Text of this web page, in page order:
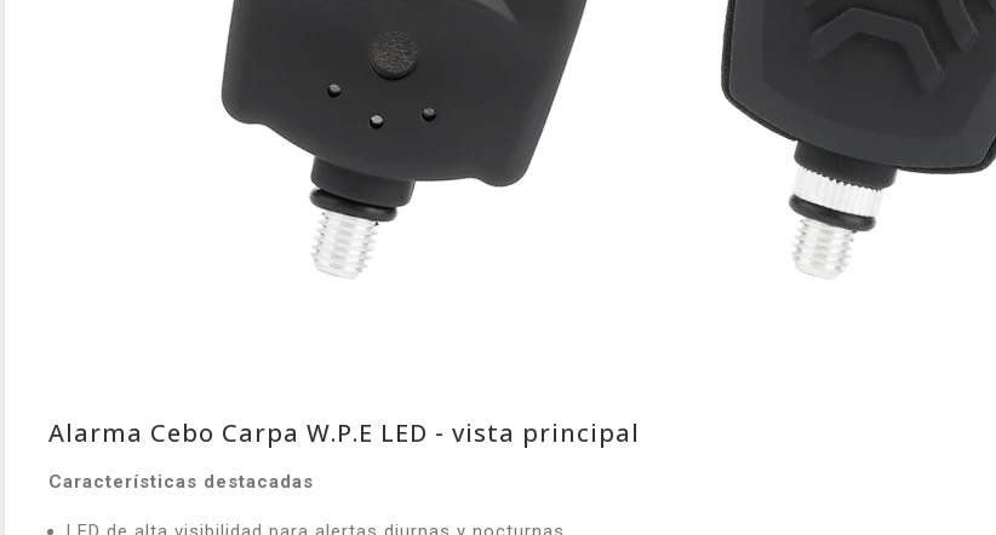
Alarma Cebo Carpa W.P.E LED - vista principal
Características destacadas